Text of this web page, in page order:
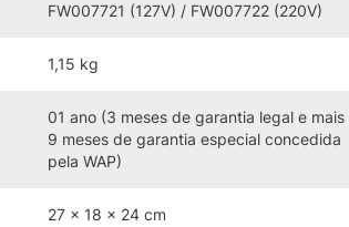
FW007721 (127V) / FW007722 (220V)
1,15 kg
01 ano (3 meses de garantia legal e mais
9 meses de garantia especial concedida
pela WAP)
27 x 18 x 24 cm